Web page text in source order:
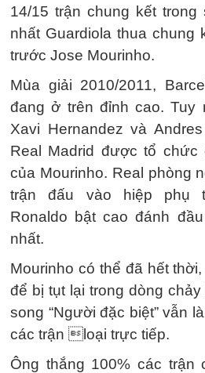
14/15 trận chung kết
nhất Guardiola thua chung
trước Jose Mourinho.
Mùa giải 2010/2011,
đang ở trên đỉnh cao. Tuy
Xavi Hernandez và
Real Madrid được tổ
của Mourinho. Real phòng
trận đấu vào hiệp phụ
Ronaldo bật cao đánh
nhất.
Mourinho có thể đã hết
để bị tụt lại trong dòng
song “Người đặc biệt” vẫn
các trận loại trực tiếp.
Ông thắng 100% các trận